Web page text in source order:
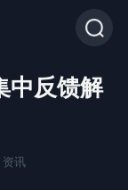
中反馈解
资讯